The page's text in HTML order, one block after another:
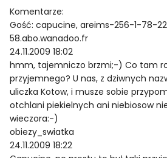
Komentarze:
Gość: capucine, areims-256-1-78-
58.abo.wanadoo.fr
24.11.2009 18:02
hmm, tajemniczo brzmi;-) Co tam
przyjemnego? U nas, z dziwnych
uliczka Kotow, i musze sobie
otchlani piekielnych ani niebiosow
wieczora:-)
obiezy_swiatka
24.11.2009 18:22